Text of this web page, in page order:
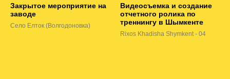
Закрытое мероприятие на
заводе
Село Елток (Волгодоновка)
Видеосъемка и создание
отчетного ролика по
треннингу в Шымкенте
Rixos Khadisha Shymkent - 04